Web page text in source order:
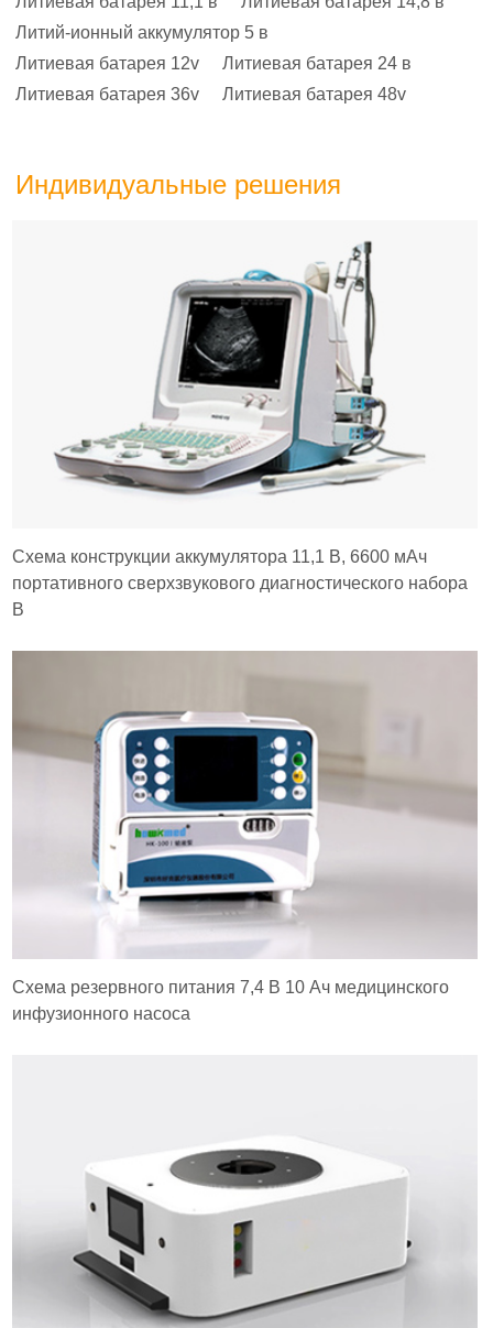
Литий-ионный аккумулятор 5 в
Литиевая батарея 12v
Литиевая батарея 24 в
Литиевая батарея 36v
Литиевая батарея 48v
Индивидуальные решения
Схема конструкции аккумулятора 11,1 В, 6600 мАч
портативного сверхзвукового диагностического набора
B
Схема резервного питания 7,4 В 10 Ач медицинского
инфузионного насоса